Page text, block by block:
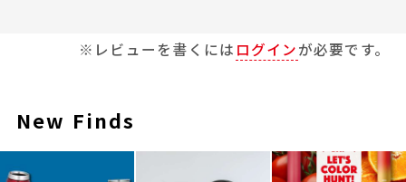
※レビューを書くには ログインが必要です。
New Finds